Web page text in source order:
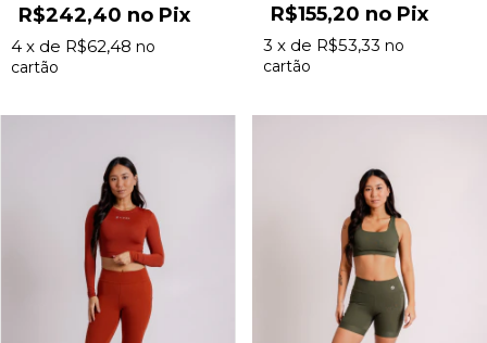
R$242,40 Pix
4 x de R$62,48
R$155,20 Pix
3 x de R$53,33